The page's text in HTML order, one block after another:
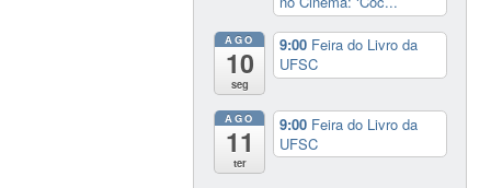
AGO
10
seg
9:00 Feira do Livro da
UFSC
AGO
11
ter
9:00 Feira do Livro da
UFSC